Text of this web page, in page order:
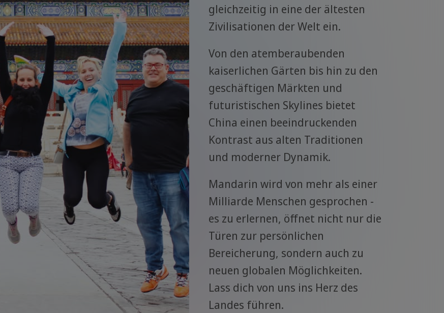
gleichzeitig in eine der ältesten
Zivilisationen der Welt ein.
Von den atemberaubenden
kaiserlichen Gärten bis hin zu den
geschäftigen Märkten und
futuristischen Skylines bietet
China einen beeindruckenden
Kontrast aus alten Traditionen
und moderner Dynamik.
Mandarin wird von mehr als einer
Milliarde Menschen gesprochen -
es zu erlernen, öffnet nicht nur die
Türen zur persönlichen
Bereicherung, sondern auch zu
neuen globalen Möglichkeiten.
Lass dich von uns ins Herz des
Landes führen.